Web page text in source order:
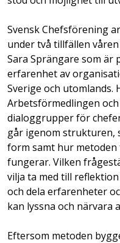
Svensk Chefsförening
under två tillfällen
Sara Sprängare som är
erfarenhet av
Sverige och utomlands.
Arbetsförmedlingen
dialoggrupper för
går igenom strukturen,
form samt hur
fungerar. Vilken
vilja ta med till
och dela erfarenheter
kan lyssna och närvara
Eftersom metoden